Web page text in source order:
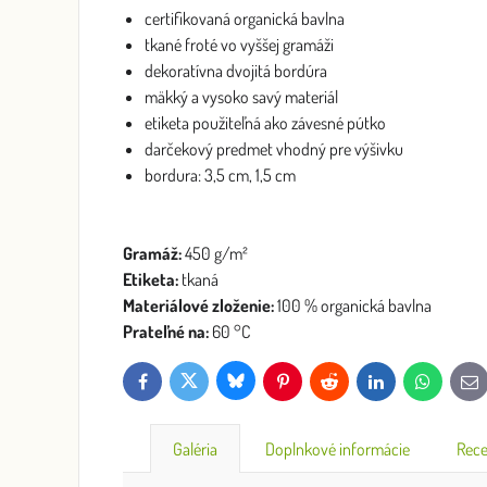
certifikovaná organická bavlna
tkané froté vo vyššej gramáži
dekoratívna dvojitá bordúra
mäkký a vysoko savý materiál
etiketa použiteľná ako závesné pútko
darčekový predmet vhodný pre výšivku
bordura: 3,5 cm, 1,5 cm
Gramáž:450 g/m²
Etiketa: tkaná
Materiálové zloženie:100 % organická bavlna
Prateľné na: 60 °C
FacebookTwitter Bluesky PinterestReddit LinkedInWhatsApp
E-
mail
Galéria Doplnkové informácie